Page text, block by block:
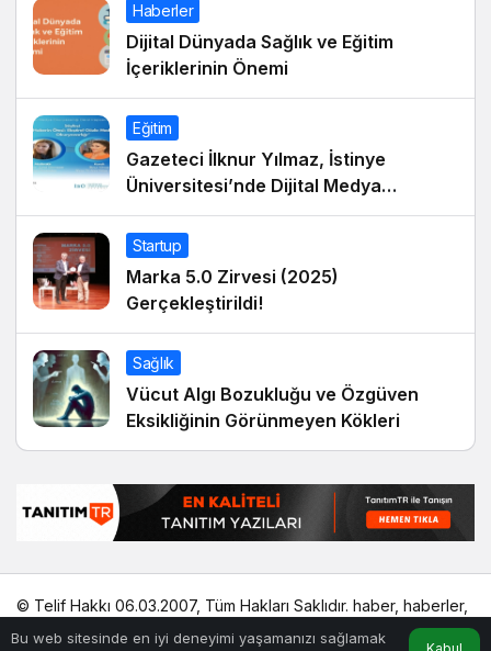
Haberler
Dijital Dünyada Sağlık ve Eğitim
İçeriklerinin Önemi
Eğitim
Gazeteci İlknur Yılmaz, İstinye
Üniversitesi’nde Dijital Medya
Okuryazarlığı Dersinin Konuğu Oldu
Startup
Marka 5.0 Zirvesi (2025)
Gerçekleştirildi!
Sağlık
Vücut Algı Bozukluğu ve Özgüven
Eksikliğinin Görünmeyen Kökleri
Bu web sitesinde en iyi deneyimi yaşamanızı sağlamak
© Telif Hakkı 06.03.2007, Tüm Hakları Saklıdır. haber, haberler,
sağlıklı,
eshaber,kadın, habertr